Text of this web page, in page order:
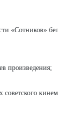
«Сотников»
произведения;